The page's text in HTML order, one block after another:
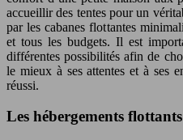
accueillir des tentes pour un
par les cabanes flottantes
et tous les budgets. Il est
différentes possibilités afin de
le mieux à ses attentes et à ses
réussi.
Les hébergements